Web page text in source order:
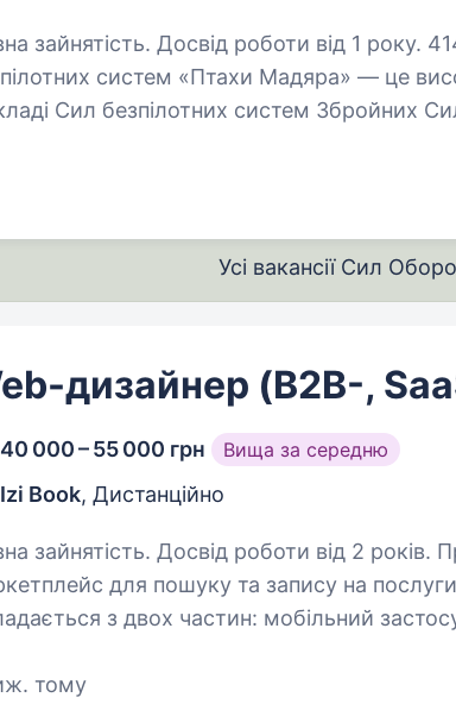
зайнятість. Досвід роботи від 1 року. 414-та окрема бригада
систем «Птахи Мадяра» — це
Сил безпілотних систем Збройних
Усі вакансії Сил
дизайнер (B2B-,
40 000 – 55 000 грн Вища за середню
Izi Book, Дистанційно
зайнятість. Досвід роботи від 2 років. Про проект Visita —
для пошуку та запису на
з двох частин: мобільний
тому